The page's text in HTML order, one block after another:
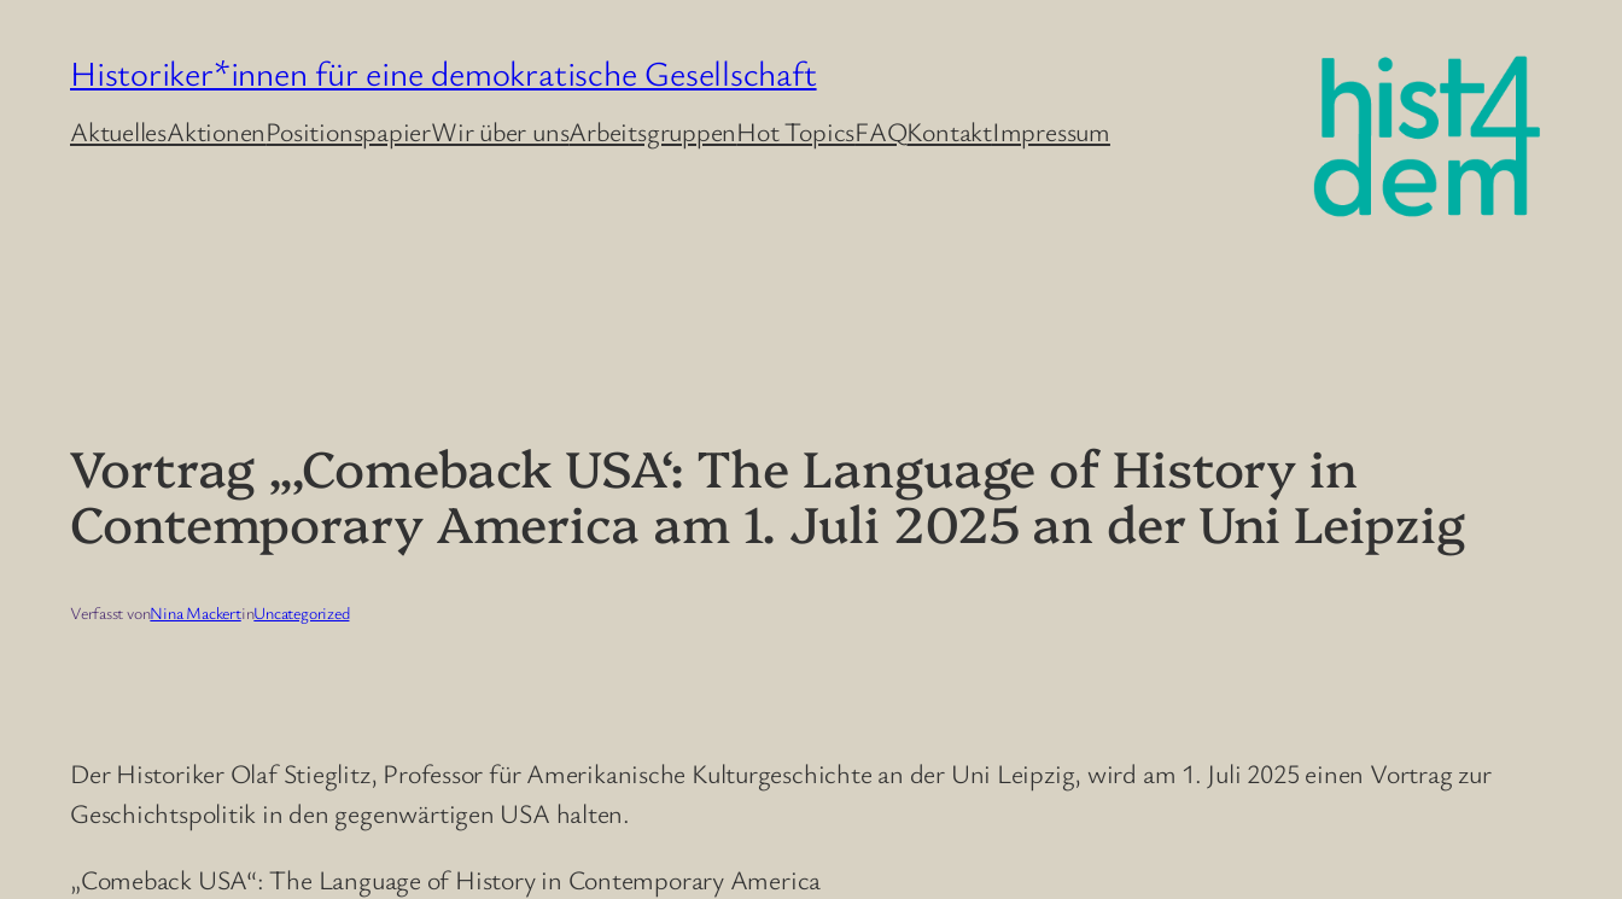
Historiker*innen für eine demokratische Gesellschaft
AktuellesAktionenPositionspapierWir über unsArbeitsgruppenHot TopicsFAQKontaktImpressum
Vortrag „‚Comeback USA‘: The Language of History in
Contemporary America am 1. Juli 2025 an der Uni Leipzig
Verfasst vonNina MackertinUncategorized
Der Historiker Olaf Stieglitz, Professor für Amerikanische Kulturgeschichte an der Uni Leipzig, wird am 1. Juli 2025 einen Vortrag zur
Geschichtspolitik in den gegenwärtigen USA halten.
„Comeback USA“: The Language of History in Contemporary America